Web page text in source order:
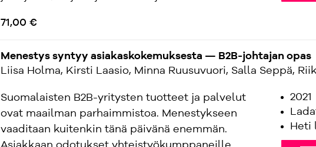
71,00 €
Menestys syntyy asiakaskokemuksesta — B2B-johtajan opas
Liisa Holma, Kirsti Laasio, Minna Ruusuvuori, Salla Seppä,
Suomalaisten B2B-yritysten tuotteet ja palvelut
ovat maailman parhaimmistoa. Menestykseen
vaaditaan kuitenkin tänä päivänä enemmän.
2021
Heti